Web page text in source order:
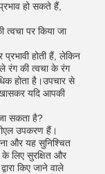
हो सकते हैं,
त्वचा पर किया जा
होती हैं, लेकिन
रंग की त्वचा के रंग
होता है।उपचार से
खासकर यदि आपकी
सकता है?
उपकरण हैं।
और यह सुनिश्चित
लिए सुरक्षित और
किए जाने वाले